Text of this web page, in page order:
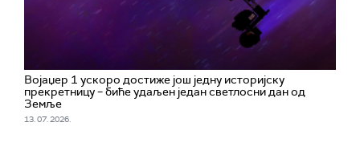
Војаџер 1 ускоро достиже још једну историјску
прекретницу – биће удаљен један светлосни дан од
Земље
13. 07. 2026.